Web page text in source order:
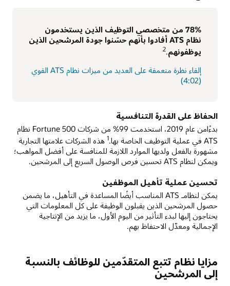
‏78% من متخصصي التوظيف الذين يستخدمون
نظام ATS أفادوا بأنهم حسّنوا جودة المرشحين الذين
يوظفونهم.
2
إلقاء نظرة متعمقة على العديد من ميزات نظام ATS القوي
(4:02)
الحفاظ على القدرة التنافسية
بدءًامن عام 2019، استخدمت 99% من شركات Fortune 500 نظام
ATS في عملية التوظيف الخاصة بها.
1 هذه الشركات علامتها التجارية
مشهورة بالفعل ولديها الموارد اللازمة للمنافسة على أفضل المواهب؛
ويمكن لنظام ATS تحسين فرص الوصول السريع إلى المرشحين.
تحسين عملية تأهيل الموظفين
يمكن لنظامـ ATS المناسب أيضًا المساعدة في التأهيل، ما يضمن
حصول المرشحين الذين يقبلون الوظيفة على كل المعلومات التي
يحتاجون إليها لبدء التأثير من اليوم الأول، ما يزيد من الإنتاجية
الإجمالية ومعدّل الاحتفاظ بهم.
مزايا نظام تتبع المتقدّمين للوظائف بالنسبة
إلى المرشحين